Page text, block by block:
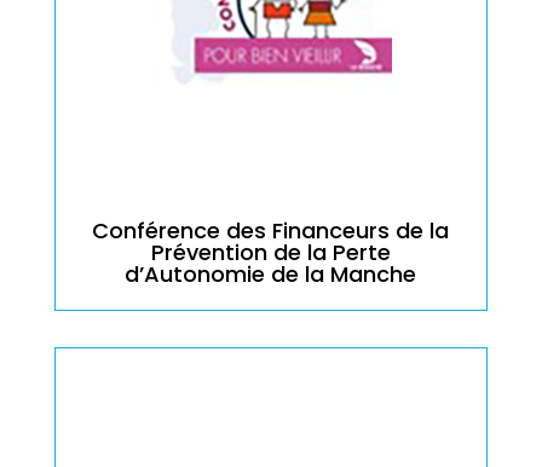
Conférence des Financeurs de la
Prévention de la Perte
d’Autonomie de la Manche